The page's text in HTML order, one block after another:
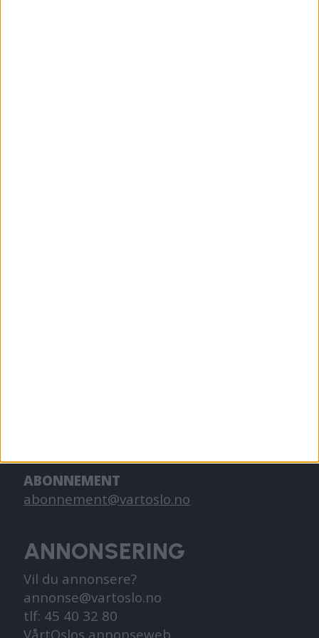
ABONNEMENT
abonnement@vartoslo.no
ANNONSERING
Vil du annonsere?
annonse@vartoslo.no
tlf: 45 40 32 80